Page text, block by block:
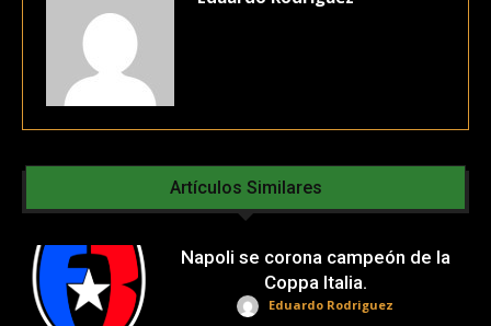
Artículos Similares
Napoli se corona campeón de la
Coppa Italia.
Eduardo Rodriguez